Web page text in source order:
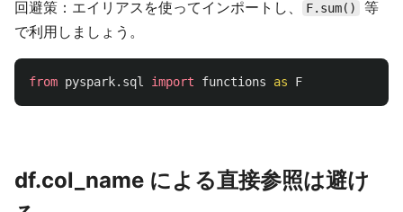
回避策：エイリアスを使ってインポートし、 F.sum()
等
で利用しましょう。
from pyspark.sql import functions as F
df.col_name による直接参照は避け